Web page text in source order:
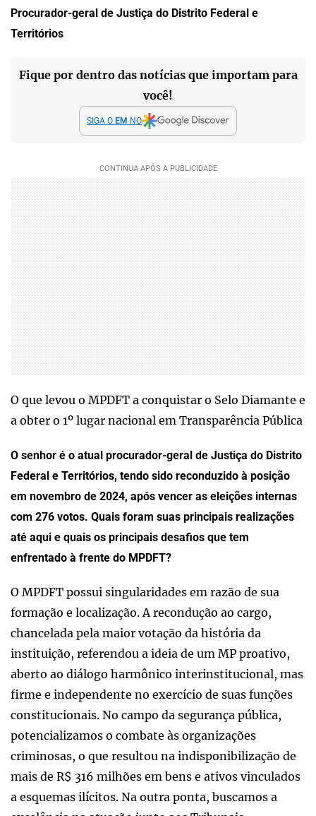
Procurador-geral de Justiça do Distrito Federal e
Territórios
Fique por dentro das notícias que importam para
você!
SIGA O EM NO
O que levou o MPDFT a conquistar o Selo Diamante e
a obter o 1º lugar nacional em Transparência Pública
O senhor é o atual procurador-geral de Justiça do Distrito
Federal e Territórios, tendo sido reconduzido à posição
em novembro de 2024, após vencer as eleições internas
com 276 votos. Quais foram suas principais realizações
até aqui e quais os principais desafios que tem
enfrentado à frente do MPDFT?
O MPDFT possui singularidades em razão de sua
formação e localização. A recondução ao cargo,
chancelada pela maior votação da história da
instituição, referendou a ideia de um MP proativo,
aberto ao diálogo harmônico interinstitucional, mas
firme e independente no exercício de suas funções
constitucionais. No campo da segurança pública,
potencializamos o combate às organizações
criminosas, o que resultou na indisponibilização de
mais de R$ 316 milhões em bens e ativos vinculados
a esquemas ilícitos. Na outra ponta, buscamos a